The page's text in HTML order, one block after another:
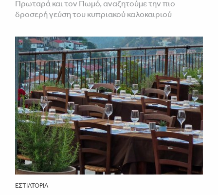
Πρωταρά και τον Πωμό, αναζητούμε την πιο
δροσερή γεύση του κυπριακού καλοκαιριού
ΕΣΤΙΑΤΌΡΙΑ